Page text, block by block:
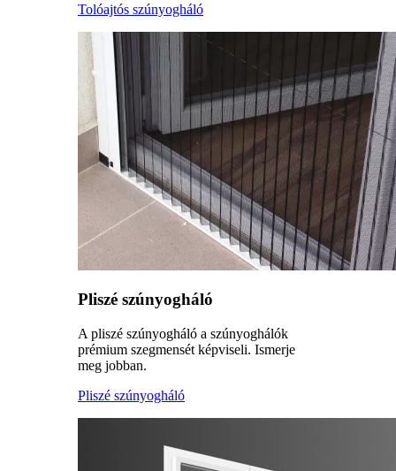
Tolóajtós szúnyogháló
Pliszé szúnyogháló
A pliszé szúnyogháló a szúnyoghálók
prémium szegmensét képviseli. Ismerje
meg jobban.
Pliszé szúnyogháló